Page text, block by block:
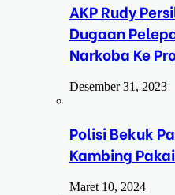
AKP Rudy
Dugaan
Narkoba Ke
Desember 31, 2023
Polisi Bekuk
Kambing
Maret 10, 2024